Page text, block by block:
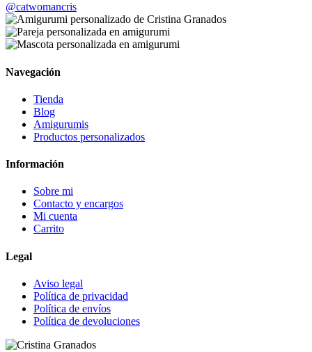
@catwomancris
Navegación
Tienda
Blog
Amigurumis
Productos personalizados
Información
Sobre mi
Contacto y encargos
Mi cuenta
Carrito
Legal
Aviso legal
Política de privacidad
Política de envíos
Política de devoluciones